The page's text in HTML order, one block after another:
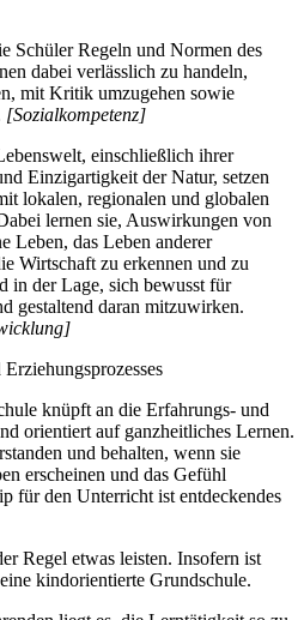
Schüler Regeln und Normen des
dabei verlässlich zu handeln,
mit Kritik umzugehen sowie
[Sozialkompetenz]
einschließlich ihrer
Einzigartigkeit der Natur, setzen
lokalen, regionalen und globalen
lernen sie, Auswirkungen von
Leben, das Leben anderer
Wirtschaft zu erkennen und zu
in der Lage, sich bewusst für
gestaltend daran mitzuwirken.
knüpft an die Erfahrungs- und
orientiert auf ganzheitliches Lernen.
und behalten, wenn sie
erscheinen und das Gefühl
für den Unterricht ist entdeckendes
Regel etwas leisten. Insofern ist
kindorientierte Grundschule.